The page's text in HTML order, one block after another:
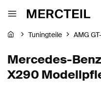
Tuningteile AMG
Mercedes-
X290